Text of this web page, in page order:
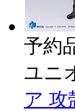
予約
ユニ
ア 攻